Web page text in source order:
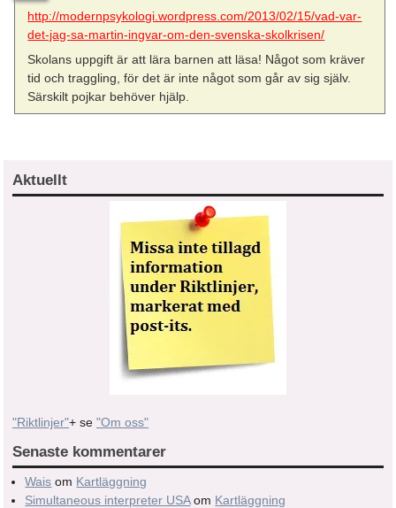
http://modernpsykologi.wordpress.com/2013/02/15/vad-var-
det-jag-sa-martin-ingvar-om-den-svenska-skolkrisen/
Skolans uppgift är att lära barnen att läsa! Något som kräver
tid och traggling, för det är inte något som går av sig själv.
Särskilt pojkar behöver hjälp.
Aktuellt
"Riktlinjer"+ se "Om oss"
Senaste kommentarer
Wais om Kartläggning
Simultaneous interpreter USAom Kartläggning